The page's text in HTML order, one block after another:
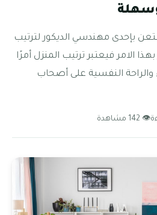
بإحدى مهندسي الديكور لترتيب
الامر فيعتبر ترتيب المنزل أمرًا
النفسية على أصحاب
👁 142 مشاهدة